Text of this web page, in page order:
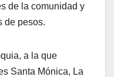
de la comunidad y
de pesos.
a la que
Santa Mónica, La